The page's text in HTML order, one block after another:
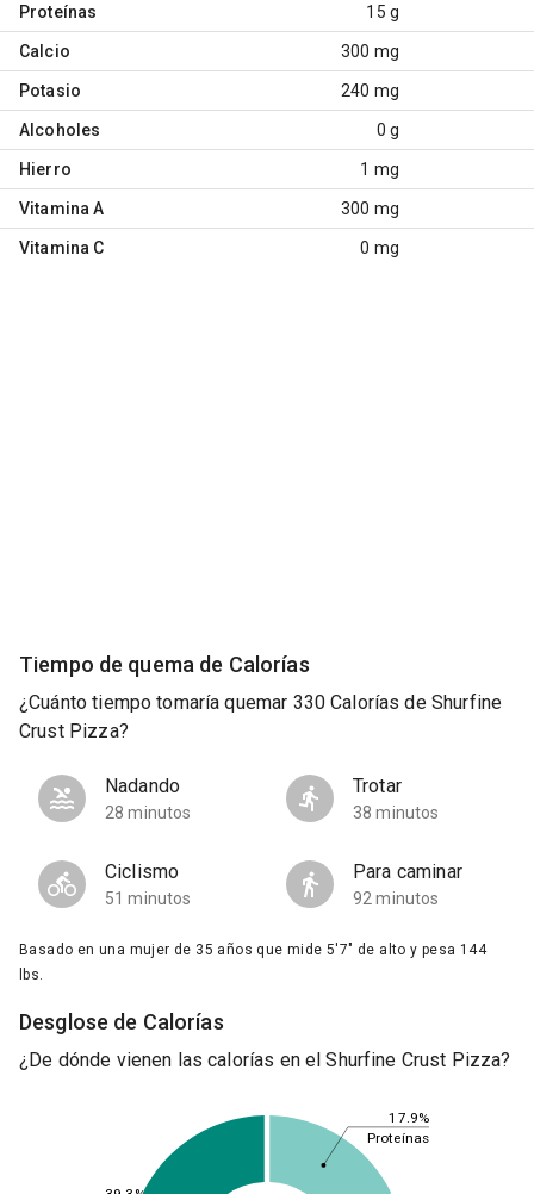
Proteínas 15 g
Calcio 300 mg
Potasio 240 mg
Alcoholes 0 g
Hierro 1 mg
Vitamina A 300 mg
Vitamina C 0 mg
Tiempo de quema de Calorías
¿Cuánto tiempo tomaría quemar 330 Calorías de Shurfine
Crust Pizza?
Nadando
28 minutos
Trotar
38 minutos
Ciclismo
51 minutos
Para caminar
92 minutos
Basado en una mujer de 35 años que mide 5'7" de alto y pesa 144
lbs.
Desglose de Calorías
¿De dónde vienen las calorías en el Shurfine Crust Pizza?
17.9%
Proteínas